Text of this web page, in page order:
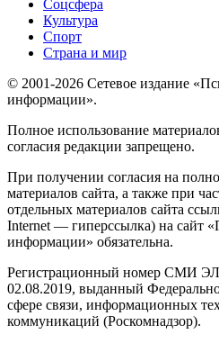
Соцсфера
Культура
Спорт
Страна и мир
© 2001-2026 Сетевое издание
информации».
Полное использование
согласия редакции запрещено.
При получении согласия на
материалов сайта, а также при
отдельных материалов сайта
Internet — гиперссылка) на сайт
информации» обязательна.
Регистрационный номер СМИ
02.08.2019, выданный
сфере связи, информационных
коммуникаций (Роскомнадзор).